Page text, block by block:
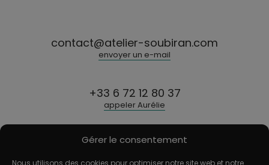
Gérer le consentement
Nous utilisons des cookies pour optimiser notre site web et notre
contact@atelier-soubiran.com
envoyer un e-mail
+33 6 72 12 80 37
appeler Aurélie